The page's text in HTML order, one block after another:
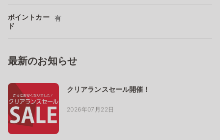
ポイントカー
ド
有
最新のお知らせ
クリアランスセール開催！
2026年07月22日